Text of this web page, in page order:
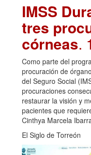
IMSS
tres
córneas.
Como parte del
procuración de
del Seguro Social
procuraciones
restaurar la visión y
pacientes que
Cinthya Marcela
El Siglo de Torreón